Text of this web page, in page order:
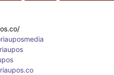
riaupos
riaupos.co